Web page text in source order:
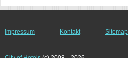
Impressum Kontakt Sitemap